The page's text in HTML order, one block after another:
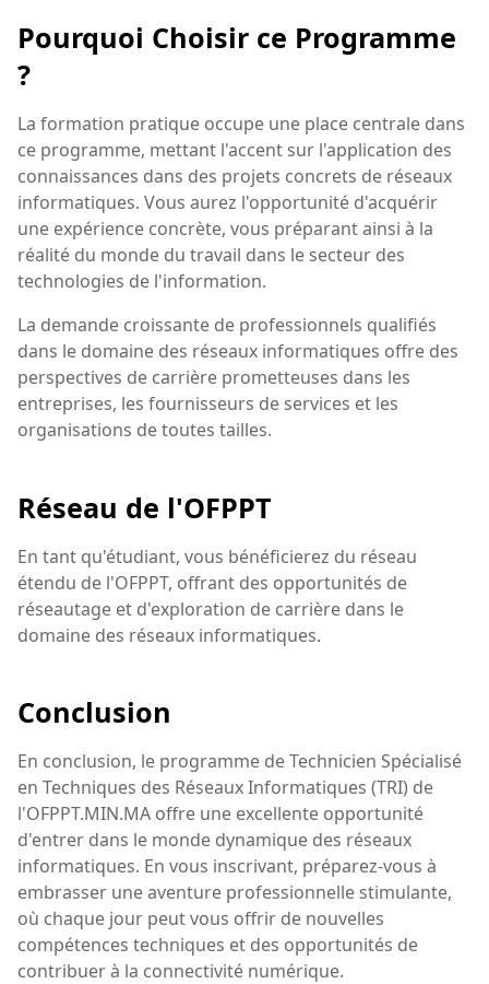
Pourquoi Choisir ce Programme
?
La formation pratique occupe une place centrale dans
ce programme, mettant l'accent sur l'application des
connaissances dans des projets concrets de réseaux
informatiques. Vous aurez l'opportunité d'acquérir
une expérience concrète, vous préparant ainsi à la
réalité du monde du travail dans le secteur des
technologies de l'information.
La demande croissante de professionnels qualifiés
dans le domaine des réseaux informatiques offre des
perspectives de carrière prometteuses dans les
entreprises, les fournisseurs de services et les
organisations de toutes tailles.
Réseau de l'OFPPT
En tant qu'étudiant, vous bénéficierez du réseau
étendu de l'OFPPT, offrant des opportunités de
réseautage et d'exploration de carrière dans le
domaine des réseaux informatiques.
Conclusion
En conclusion, le programme de Technicien Spécialisé
en Techniques des Réseaux Informatiques (TRI) de
l'OFPPT.MIN.MA offre une excellente opportunité
d'entrer dans le monde dynamique des réseaux
informatiques. En vous inscrivant, préparez-vous à
embrasser une aventure professionnelle stimulante,
où chaque jour peut vous offrir de nouvelles
compétences techniques et des opportunités de
contribuer à la connectivité numérique.